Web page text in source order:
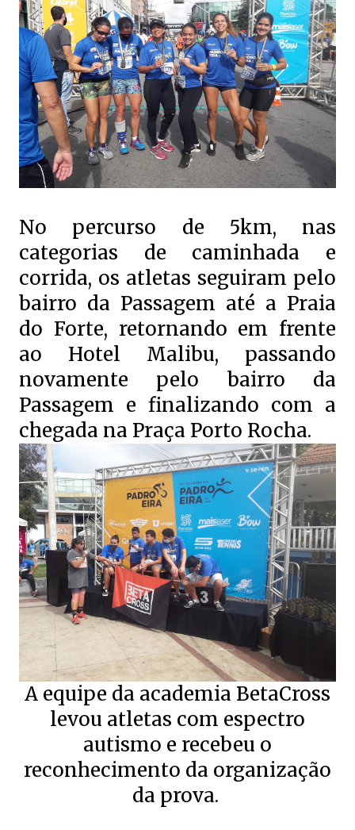
No percurso de 5km, nas
categorias de caminhada e
corrida, os atletas seguiram pelo
bairro da Passagem até a Praia
do Forte, retornando em frente
ao Hotel Malibu, passando
novamente pelo bairro da
Passagem e finalizando com a
chegada na Praça Porto Rocha.
A equipe da academia BetaCross
levou atletas com espectro
autismo e recebeu o
reconhecimento da organização
da prova.